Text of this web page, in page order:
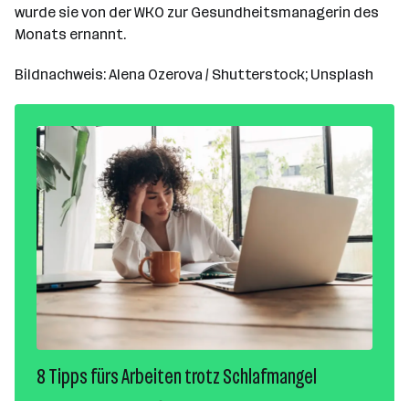
wurde sie von der WKO zur Gesundheitsmanagerin des
Monats ernannt.
Bildnachweis: Alena Ozerova / Shutterstock; Unsplash
8 Tipps fürs Arbeiten trotz Schlafmangel